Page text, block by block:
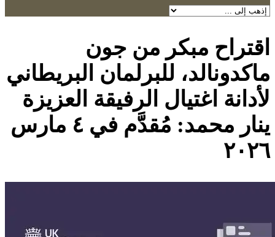
اقتراح مبكر من جون
ماكدونالد، للبرلمان البريطاني
لأدانة اغتيال الرفيقة العزيزة
ينار محمد: مُقدَّم في ٤ مارس
٢٠٢٦